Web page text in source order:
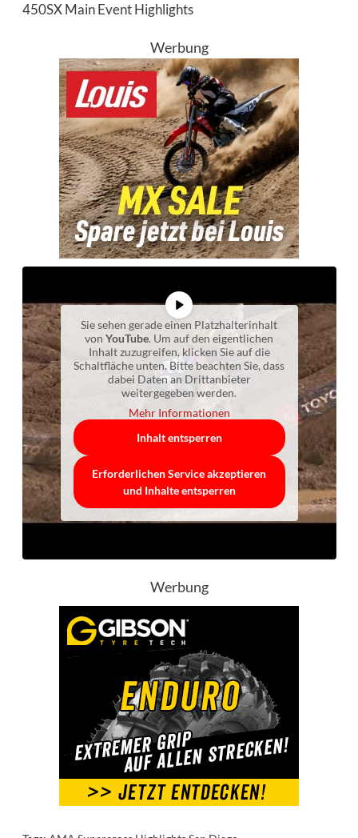
450SX Main Event Highlights
Werbung
Sie sehen gerade einen Platzhalterinhalt
von YouTube. Um auf den eigentlichen
Inhalt zuzugreifen, klicken Sie auf die
Schaltfläche unten. Bitte beachten Sie, dass
dabei Daten an Drittanbieter
weitergegeben werden.
Mehr Informationen
Inhalt entsperren
Erforderlichen Service akzeptieren
und Inhalte entsperren
Werbung